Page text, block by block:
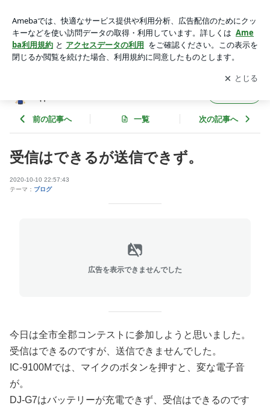
村泌尿器皮膚科
アプリをダウンロードして ブログの更新通知
を受け取りまし
ょう。
開く
科
前の記事へ 一覧 次の記事へ
受信はできるが送信できず。
2020-10-10 22:57:43
テーマ： ブログ
広告を表示できませんでした
今日は全市全郡コンテストに参加しようと思いました。
受信はできるのですが、送信できませんでした。
IC-9100Mでは、マイクのボタンを押すと、変な電子音
が。
DJ-G7はバッテリーが充電できず、受信はできるのです